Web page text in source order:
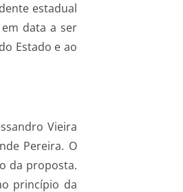
estadual
data a ser
Estado e ao
Vieira
Pereira. O
da proposta.
princípio da